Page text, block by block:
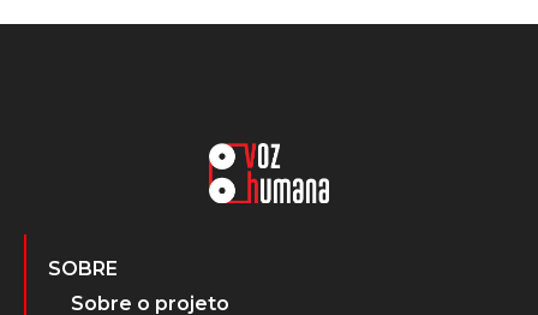
SOBRE
Sobre o projeto